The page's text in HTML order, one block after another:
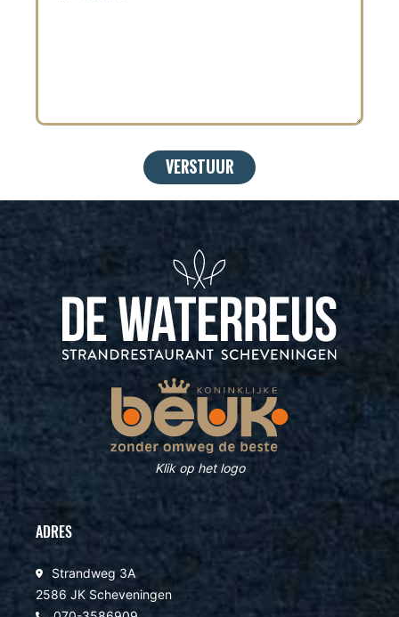
Klik op het logo
ADRES
Strandweg 3A
2586 JK Scheveningen